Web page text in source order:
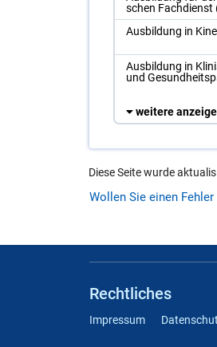
schen Fach­dienst
Aus­bil­dung in
Aus­bil­dung in
und
weitere
Diese Seite wurde
Wollen Sie einen Fehler
Rechtliches
Impressum